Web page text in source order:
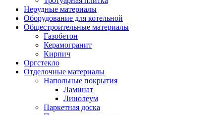
Нерудные материалы
Оборудование для котельной
Общестроительные материалы
Газобетон
Керамогранит
Кирпич
Оргстекло
Отделочные материалы
Напольные покрытия
Ламинат
Линолеум
Паркетная доска